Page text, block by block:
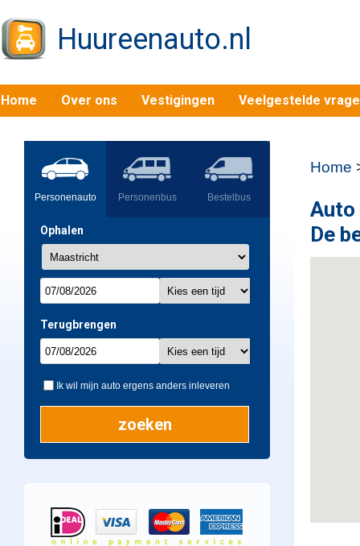
Huureenauto.nl
Home Over ons Vestigingen Veelgestelde
Personenauto Personenbus Bestelbus
Ophalen
Terugbrengen
Ik wil mijn auto ergens anders inleveren
Home
Auto
De